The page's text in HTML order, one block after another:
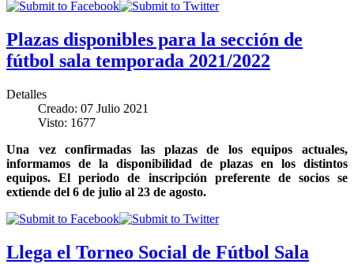
Plazas disponibles para la sección de
fútbol sala temporada 2021/2022
Detalles
Creado: 07 Julio 2021
Visto: 1677
Una vez confirmadas las plazas de los equipos actuales,
informamos de la disponibilidad de plazas en los distintos
equipos. El periodo de inscripción preferente de socios se
extiende del 6 de julio al 23 de agosto.
Llega el Torneo Social de Fútbol Sala